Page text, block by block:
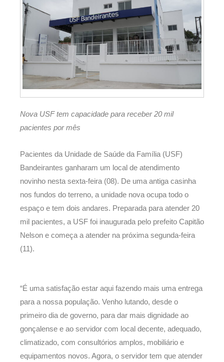
Nova USF tem capacidade para receber 20 mil
pacientes por mês
Pacientes da Unidade de Saúde da Família (USF)
Bandeirantes ganharam um local de atendimento
novinho nesta sexta-feira (08). De uma antiga casinha
nos fundos do terreno, a unidade nova ocupa todo o
espaço e tem dois andares. Preparada para atender 20
mil pacientes, a USF foi inaugurada pelo prefeito Capitão
Nelson e começa a atender na próxima segunda-feira
(11).
“É uma satisfação estar aqui fazendo mais uma entrega
para a nossa população. Venho lutando, desde o
primeiro dia de governo, para dar mais dignidade ao
gonçalense e ao servidor com local decente, adequado,
climatizado, com consultórios amplos, mobiliário e
equipamentos novos. Agora, o servidor tem que atender